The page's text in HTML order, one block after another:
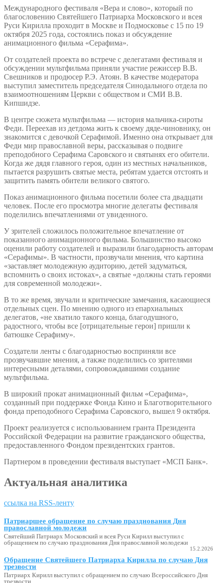
Международного фестиваля «Вера и слово», который по
благословению Святейшего Патриарха Московского и всея
Руси Кирилла проходит в Москве и Подмосковье c 15 по 19
октября 2025 года, состоялись показ и обсуждение
анимационного фильма «Серафима».
От создателей проекта во встрече с делегатами фестиваля и
обсуждении мультфильма приняли участие режиссер В.В.
Свешников и продюсер Р.Э. Атоян. В качестве модератора
выступил заместитель председателя Синодального отдела по
взаимоотношениям Церкви с обществом и СМИ В.В.
Кипшидзе.
В центре сюжета мультфильма — история мальчика-сироты
Феди. Переехав из детдома жить к своему дяде-чиновнику, он
знакомится с девочкой Серафимой. Именно она открывает для
Феди мир православной веры, рассказывая о подвиге
преподобного Серафима Саровского и святынях его обители.
Когда же дядя главного героя, один из местных начальников,
пытается разрушить святые места, ребятам удается отстоять и
защитить память обители великого святого.
Показ анимационного фильма посетили более ста двадцати
человек. После его просмотра многие делегаты фестиваля
поделились впечатлениями от увиденного.
У зрителей сложилось положительное впечатление от
показанного анимационного фильма. Большинство высоко
оценили работу создателей и выразили благодарность авторам
«Серафимы». В частности, прозвучали мнения, что картина
«заставляет молодежную аудиторию, детей задуматься,
вспомнить о своих истоках», а святые «должны стать героями
для современной молодежи».
В то же время, звучали и критические замечания, касающиеся
отдельных сцен. По мнению одного из епархиальных
делегатов, «не хватило такого конца, благодушного,
радостного, чтобы все [отрицательные герои] пришли к
батюшке Серафиму».
Создатели ленты с благодарностью восприняли все
прозвучавшие мнения, а также поделились со зрителями
интересными деталями, сопровождавшими создание
мультфильма.
В широкий прокат анимационный фильм «Серафима»,
созданный при поддержке Фонда Кино и Благотворительного
фонда преподобного Серафима Саровского, вышел 9 октября.
Проект реализуется с использованием гранта Президента
Российской Федерации на развитие гражданского общества,
предоставленного Фондом президентских грантов.
Партнером в проведении фестиваля выступает «МСП Банк».
Актуальная аналитика
ссылка на RSS-ленту
Патриаршее обращение по случаю празднования Дня
православной молодежи
Святейший Патриарх Московский и всея Руси Кирилл выступил с
обращением по случаю празднования Дня православной молодежи
15.2.2026
Обращение Святейшего Патриарха Кирилла по случаю Дня
трезвости
Патриарх Кирилл выступил с обращением по случаю Всероссийского Дня
трезвости